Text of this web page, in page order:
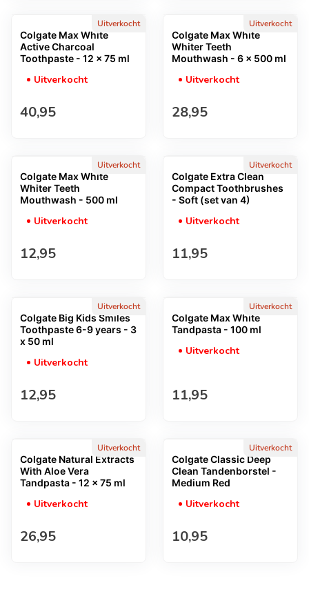
Uitverkocht
Colgate Max White
Active Charcoal
Toothpaste - 12 x 75 ml
Uitverkocht
Normale prijs
40,95
Uitverkocht
Colgate Max White
Whiter Teeth
Mouthwash - 6 x 500 ml
Uitverkocht
Normale prijs
28,95
Uitverkocht
Colgate Max White
Whiter Teeth
Mouthwash - 500 ml
Uitverkocht
Normale prijs
12,95
Uitverkocht
Colgate Extra Clean
Compact Toothbrushes
- Soft (set van 4)
Uitverkocht
Normale prijs
11,95
Uitverkocht
Colgate Big Kids Smiles
Toothpaste 6-9 years - 3
x 50 ml
Uitverkocht
Normale prijs
12,95
Uitverkocht
Colgate Max White
Tandpasta - 100 ml
Uitverkocht
Normale prijs
11,95
Uitverkocht
Colgate Natural Extracts
With Aloe Vera
Tandpasta - 12 x 75 ml
Uitverkocht
Normale prijs
26,95
Uitverkocht
Colgate Classic Deep
Clean Tandenborstel -
Medium Red
Uitverkocht
Normale prijs
10,95